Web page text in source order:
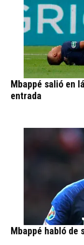
Mbappé salió en
entrada
Mbappé habló de